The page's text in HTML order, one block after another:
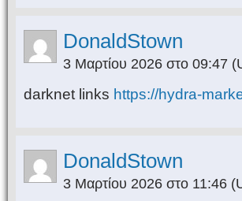
DonaldStown
3 Μαρτίου 2026 στο 09:47
darknet links https://hydra-
DonaldStown
3 Μαρτίου 2026 στο 11:46